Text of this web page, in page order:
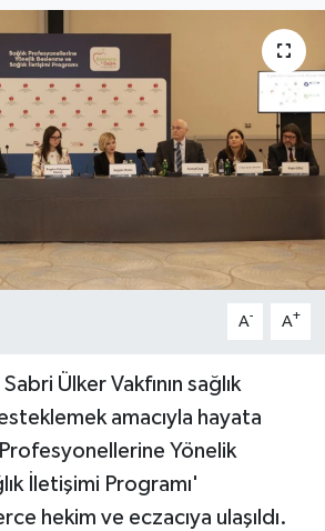
A- A+
Ülker Vakfının sağlık
amacıyla hayata
Yönelik
İletişimi Programı'
hekim ve eczacıya ulaşıldı.